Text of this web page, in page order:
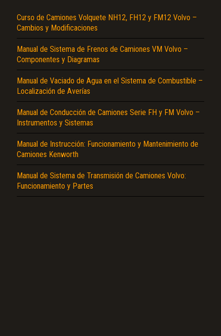
Curso de Camiones Volquete NH12, FH12 y FM12 Volvo –
Cambios y Modificaciones
Manual de Sistema de Frenos de Camiones VM Volvo –
Componentes y Diagramas
Manual de Vaciado de Agua en el Sistema de Combustible –
Localización de Averías
Manual de Conducción de Camiones Serie FH y FM Volvo –
Instrumentos y Sistemas
Manual de Instrucción: Funcionamiento y Mantenimiento de
Camiones Kenworth
Manual de Sistema de Transmisión de Camiones Volvo:
Funcionamiento y Partes
El Título es incorrecto según el contenido.
Texto o Imagen de portada son erróneos.
Reportar otro tipo de error...